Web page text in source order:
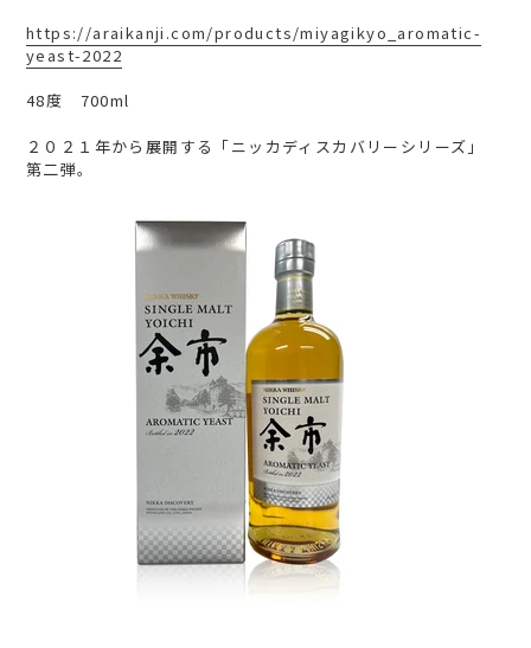
https://araikanji.com/products/miyagikyo_aromatic-
yeast-2022
48度 700ml
２０２１年から展開する「ニッカディスカバリーシリーズ」
第二弾。